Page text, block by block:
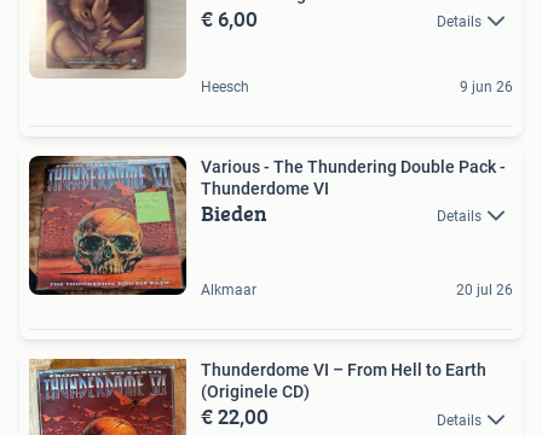
€ 6,00 Details
Heesch 9 jun 26
Various - The Thundering Double Pack -
Thunderdome VI
Bieden Details
Alkmaar 20 jul 26
Thunderdome VI – From Hell to Earth
(Originele CD)
€ 22,00 Details